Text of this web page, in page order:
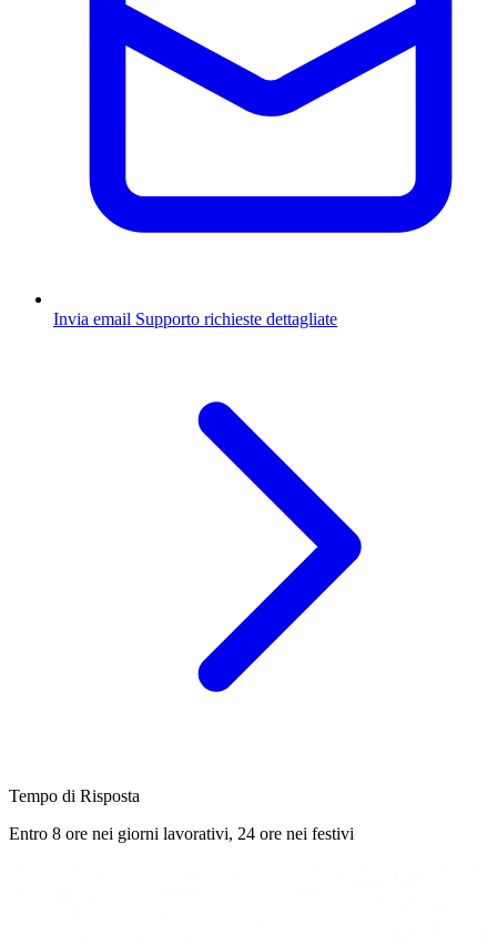
Invia email Supporto richieste dettagliate
Tempo di Risposta
Entro 8 ore nei giorni lavorativi, 24 ore nei festivi